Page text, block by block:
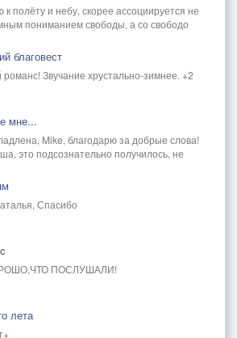
полёту и небу, скорее ассоциируется не
пониманием свободы, а со свободо
благовест
Звучание хрустально-зимнее. +2
мне...
Mike, благодарю за добрые слова!
это подсознательно получилось, не
Спасибо
ПОСЛУШАЛИ!
лета